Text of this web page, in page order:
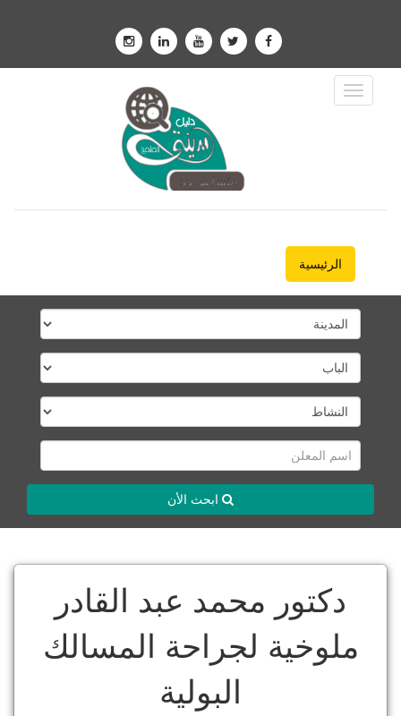
Toggle
Navigation
الرئيسية
ابحث الأن
دكتور محمد عبد القادر
ملوخية لجراحة المسالك
البولية